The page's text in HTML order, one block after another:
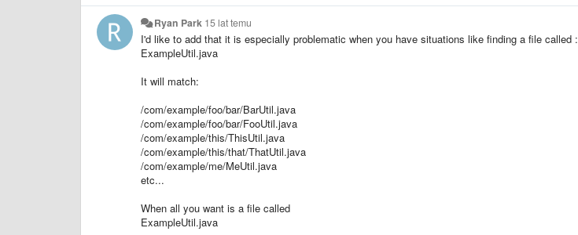
Ryan Park 15 lat temu
I'd like to add that it is especially problematic when you have situations like finding a file called :
ExampleUtil.java
It will match:
/com/example/foo/bar/BarUtil.java
/com/example/foo/bar/FooUtil.java
/com/example/this/ThisUtil.java
/com/example/this/that/ThatUtil.java
/com/example/me/MeUtil.java
etc...
When all you want is a file called
ExampleUtil.java